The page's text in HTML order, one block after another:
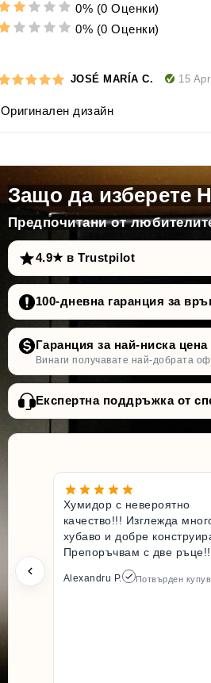
0% (0 Оценки)
0% (0 Оценки)
JOSÉ MARÍA C. 15
Оригинален дизайн
Защо да изберете
Предпочитани от
4.9★ в Trustpilot
100-дневна гаранция за
Гаранция за най-ниска цена
Винаги получавате най-добрата
Експертна поддръжка от
Хумидор с невероятно
качество!!! Изглежда
хубаво и добре
Препоръчвам с две
Alexandru P. Потвърден